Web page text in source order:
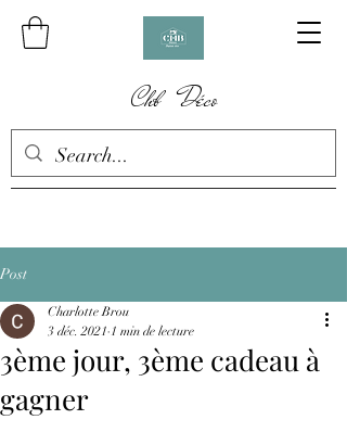
Chb Déco
Post
3ème jour, 3ème cadeau à
gagner
Charlotte Brou
3 déc. 2021 1 min de lecture